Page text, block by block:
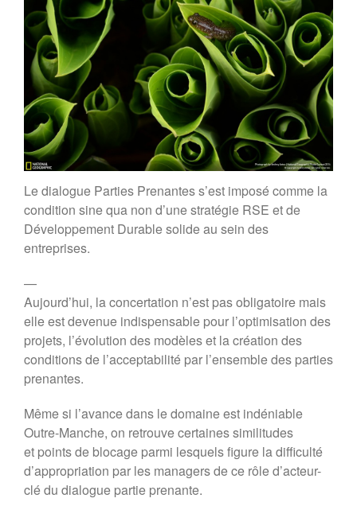
Rapport MR21 : “Un nécessaire
modèle d’entreprise durable
européenne”
Planet Benefit Company : 4
règles de durabilité sur la chaîne
de valeur
Planet Benefit Company : 21
fondamentaux pour s’engager
vers la durabilité
Guide de décryptage du reporting
Rapport MR21 : “Repenser les
relations parties prenantes de
l’entreprise”
Forum 2022
PRIX MR21 : APPEL A
CANDIDATURES 2022
Forum 2021
Forum 2019
Forum 2018
Forum 2017
Contact
Forum 2026
Le dialogue Parties Prenantes s’est imposé comme la
condition sine qua non d’une stratégie RSE et de
Développement Durable solide au sein des
entreprises.
—
Aujourd’hui, la concertation n’est pas obligatoire mais
elle est devenue indispensable pour l’optimisation des
projets, l’évolution des modèles et la création des
conditions de l’acceptabilité par l’ensemble des parties
prenantes.
Même si l’avance dans le domaine est indéniable
Outre-Manche, on retrouve certaines similitudes
et points de blocage parmi lesquels figure la difficulté
d’appropriation par les managers de ce rôle d’acteur-
clé du dialogue partie prenante.